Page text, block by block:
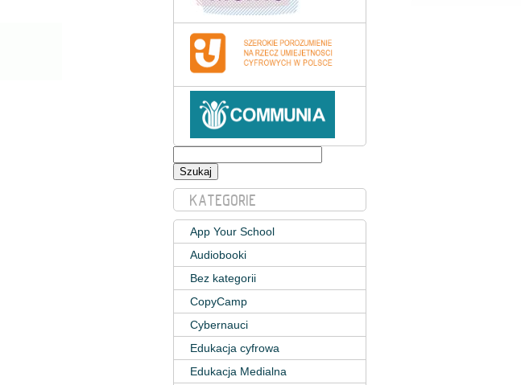
KATEGORIE
App Your School
Audiobooki
Bez kategorii
CopyCamp
Cybernauci
Edukacja cyfrowa
Edukacja Medialna